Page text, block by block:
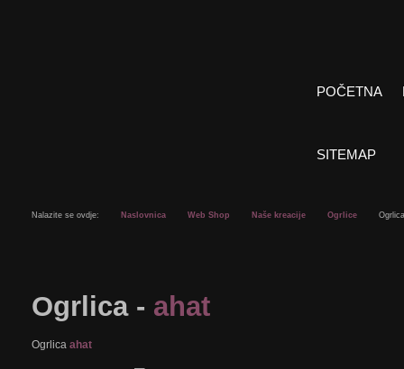
POČETNA
SITEMAP
Nalazite se ovdje: Naslovnica Web Shop Naše kreacije Ogrlice
Ogrlica - ahat
Ogrlica ahat